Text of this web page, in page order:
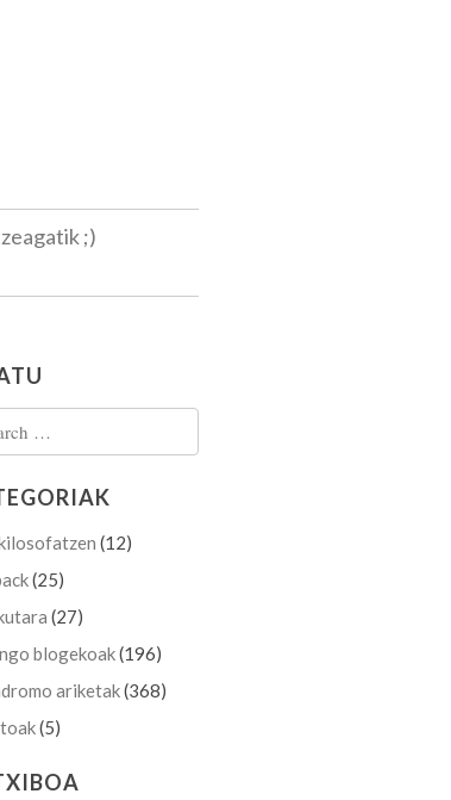
;)
(12)
(25)
(27)
blogekoak(196)
ariketak(368)
(5)